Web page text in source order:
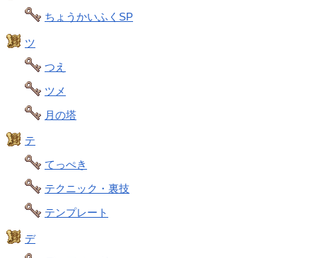
ちょうかいふくSP
ツ
つえ
ツメ
月の塔
テ
てっぺき
テクニック・裏技
テンプレート
デ